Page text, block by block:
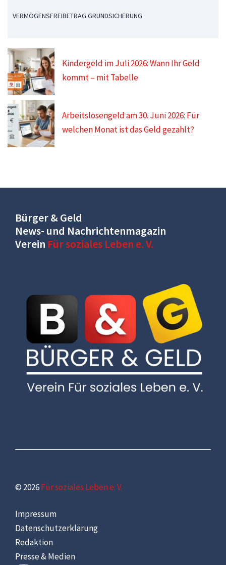
VERMÖGENSFREIBETRAG GRUNDSICHERUNG
Kindergeld im Juli 2026: Wann Ihr Geld
kommt – mit Tabelle
Arbeitslosengeld am 30. Juni 2026: Für
welchen Monat ist das Geld gezahlt?
Bürger & Geld
News- und Nachrichtenmagazin
Verein Für soziales Leben e. V.
© 2026Für soziales Leben e. V.
Impressum
Datenschutzerklärung
Redaktion
Presse & Medien